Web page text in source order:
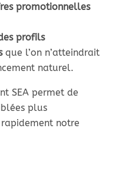
promotionnelles
profils
que l’on n’atteindrait
naturel.
SEA permet de
plus
notre